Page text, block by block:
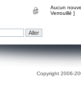
Aucun
Verrouillé ]
Copyright 2006-